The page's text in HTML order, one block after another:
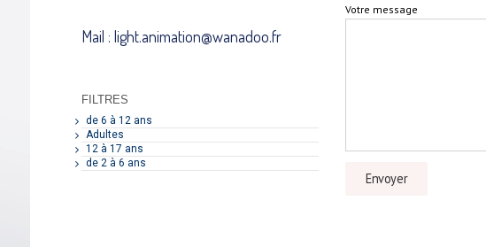
Mail : light.animation@wanadoo.fr
FILTRES
de 6 à 12 ans
Adultes
12 à 17 ans
de 2 à 6 ans
Votre message